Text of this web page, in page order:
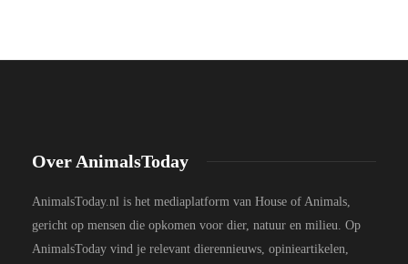
Over AnimalsToday
AnimalsToday.nl is het mediaplatform van House of Animals,
gericht op mensen die opkomen voor dier, natuur en milieu. Op
AnimalsToday vind je relevant dierennieuws, opinieartikelen,